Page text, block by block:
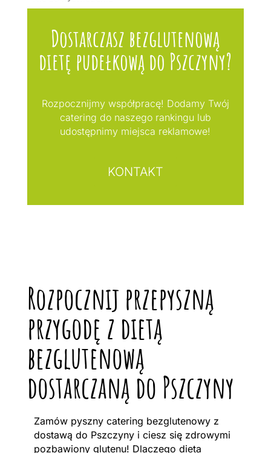
Dostarczasz bezglutenową
dietę pudełkową do Pszczyny?
Rozpocznijmy współpracę! Dodamy Twój
catering do naszego rankingu lub
udostępnimy miejsca reklamowe!
KONTAKT
Rozpocznij przepyszną
przygodę z dietą
bezglutenową
dostarczaną do Pszczyny
Zamów pyszny catering bezglutenowy z
dostawą do Pszczyny i ciesz się zdrowymi
pozbawiony glutenu! Dlaczego dieta